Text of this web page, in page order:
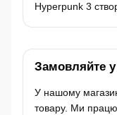
Hyperpunk 3
Замовляйте
У нашому
товару. Ми